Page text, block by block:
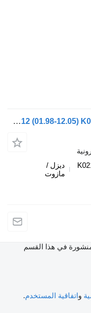
معدل نظام الفرامل الإلكترونية Knorr-Bremse FM12 (01.98-12.05) K021203 لـ الشاحنات Volvo FM7-FM12, FM, FMX (1998-2014)
ديزل /
مازوت
في هذا القسم
المستخدم.